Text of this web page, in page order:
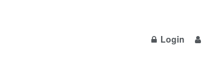
Login